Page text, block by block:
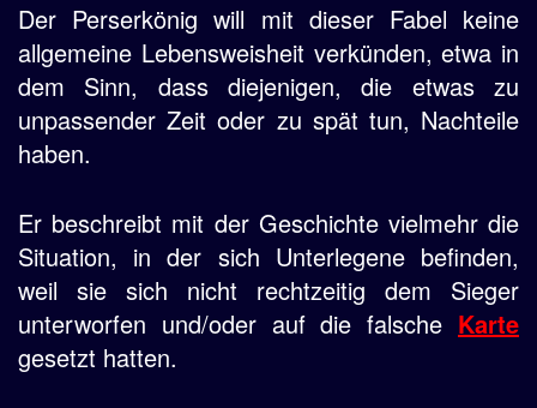
Der Perserkönig will mit dieser Fabel keine
allgemeine Lebensweisheit verkünden, etwa in
dem Sinn, dass diejenigen, die etwas zu
unpassender Zeit oder zu spät tun, Nachteile
haben.
Er beschreibt mit der Geschichte vielmehr die
Situation, in der sich Unterlegene befinden,
weil sie sich nicht rechtzeitig dem Sieger
unterworfen und/oder auf die falsche Karte
gesetzt hatten.